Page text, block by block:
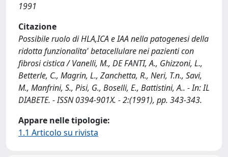
1991
Citazione
Possibile ruolo di HLA,ICA e IAA nella patogenesi della
ridotta funzionalita' betacellulare nei pazienti con
fibrosi cistica / Vanelli, M., DE FANTI, A., Ghizzoni, L.,
Betterle, C., Magrin, L., Zanchetta, R., Neri, T.n., Savi,
M., Manfrini, S., Pisi, G., Boselli, E., Battistini, A.. - In: IL
DIABETE. - ISSN 0394-901X. - 2:(1991), pp. 343-343.
Appare nelle tipologie:
1.1 Articolo su rivista